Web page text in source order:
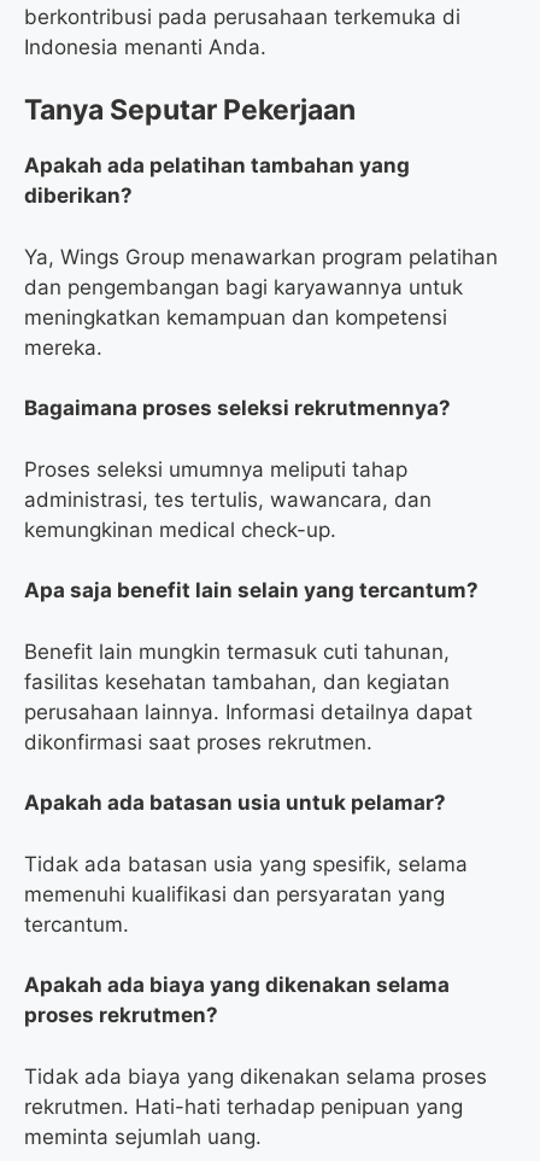
berkontribusi pada perusahaan terkemuka di
Indonesia menanti Anda.
Tanya Seputar Pekerjaan
Apakah ada pelatihan tambahan yang
diberikan?
Ya, Wings Group menawarkan program pelatihan
dan pengembangan bagi karyawannya untuk
meningkatkan kemampuan dan kompetensi
mereka.
Bagaimana proses seleksi rekrutmennya?
Proses seleksi umumnya meliputi tahap
administrasi, tes tertulis, wawancara, dan
kemungkinan medical check-up.
Apa saja benefit lain selain yang tercantum?
Benefit lain mungkin termasuk cuti tahunan,
fasilitas kesehatan tambahan, dan kegiatan
perusahaan lainnya. Informasi detailnya dapat
dikonfirmasi saat proses rekrutmen.
Apakah ada batasan usia untuk pelamar?
Tidak ada batasan usia yang spesifik, selama
memenuhi kualifikasi dan persyaratan yang
tercantum.
Apakah ada biaya yang dikenakan selama
proses rekrutmen?
Tidak ada biaya yang dikenakan selama proses
rekrutmen. Hati-hati terhadap penipuan yang
meminta sejumlah uang.